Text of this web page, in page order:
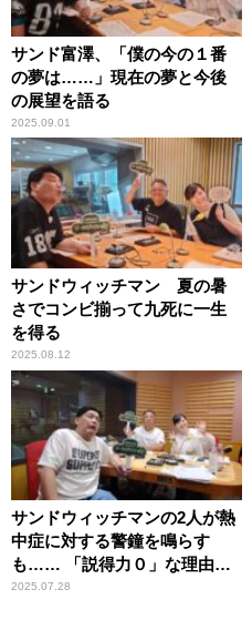
サンド富澤、「僕の今の１番
の夢は……」現在の夢と今後
の展望を語る
2025.09.01
サンドウィッチマン 夏の暑
さでコンビ揃って九死に一生
を得る
2025.08.12
サンドウィッチマンの2人が熱
中症に対する警鐘を鳴らす
も…… 「説得力０」な理由と
は？
2025.07.28